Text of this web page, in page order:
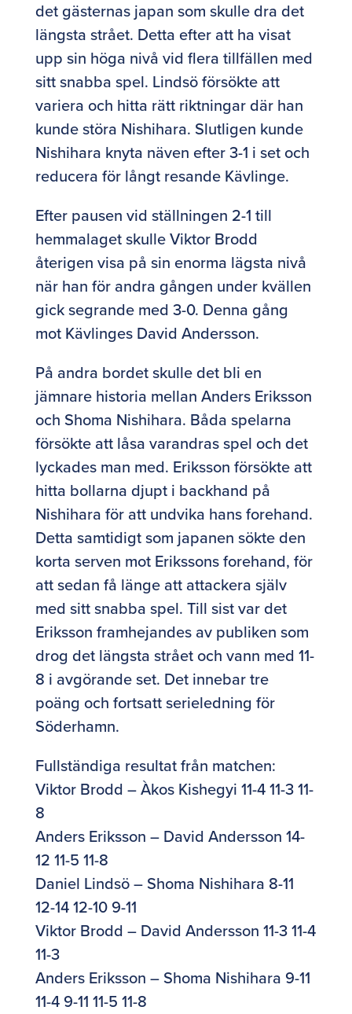
det gästernas japan som skulle dra det
längsta strået. Detta efter att ha visat
upp sin höga nivå vid flera tillfällen med
sitt snabba spel. Lindsö försökte att
variera och hitta rätt riktningar där han
kunde störa Nishihara. Slutligen kunde
Nishihara knyta näven efter 3-1 i set och
reducera för långt resande Kävlinge.
Efter pausen vid ställningen 2-1 till
hemmalaget skulle Viktor Brodd
återigen visa på sin enorma lägsta nivå
när han för andra gången under kvällen
gick segrande med 3-0. Denna gång
mot Kävlinges David Andersson.
På andra bordet skulle det bli en
jämnare historia mellan Anders Eriksson
och Shoma Nishihara. Båda spelarna
försökte att låsa varandras spel och det
lyckades man med. Eriksson försökte att
hitta bollarna djupt i backhand på
Nishihara för att undvika hans forehand.
Detta samtidigt som japanen sökte den
korta serven mot Erikssons forehand, för
att sedan få länge att attackera själv
med sitt snabba spel. Till sist var det
Eriksson framhejandes av publiken som
drog det längsta strået och vann med 11-
8 i avgörande set. Det innebar tre
poäng och fortsatt serieledning för
Söderhamn.
Fullständiga resultat från matchen:
Viktor Brodd – Àkos Kishegyi 11-4 11-3 11-
8
Anders Eriksson – David Andersson 14-
12 11-5 11-8
Daniel Lindsö – Shoma Nishihara 8-11
12-14 12-10 9-11
Viktor Brodd – David Andersson 11-3 11-4
11-3
Anders Eriksson – Shoma Nishihara 9-11
11-4 9-11 11-5 11-8